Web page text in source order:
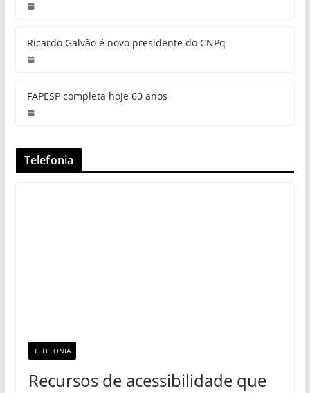
Ricardo Galvão é novo presidente do CNPq
FAPESP completa hoje 60 anos
Telefonia
TELEFONIA
Recursos de acessibilidade que